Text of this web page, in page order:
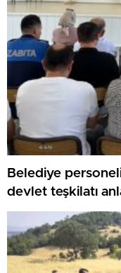
Belediye
devlet teşkilatı